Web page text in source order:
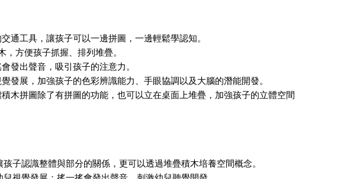
通工具，讓孩子可以一邊拼圖，一邊輕鬆學認知。
，方便孩子抓握、排列堆疊。
發出聲音，吸引孩子的注意力。
發展，加強孩子的色彩辨識能力、手眼協調以及大腦的潛能開發。
木拼圖除了有拼圖的功能，也可以立在桌面上堆疊，加強孩子的立體空間
子認識整體與部分的關係，更可以透過堆疊積木培養空間概念。